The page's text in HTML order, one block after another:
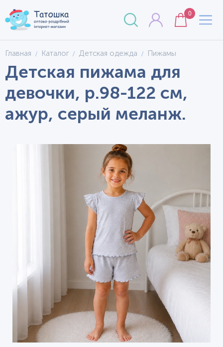
0
Главная Каталог Детская одежда Пижамы
Детская пижама для
девочки, р.98-122 см,
ажур, серый меланж.